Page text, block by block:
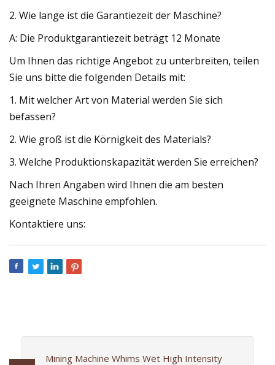
2. Wie lange ist die Garantiezeit der Maschine?
A: Die Produktgarantiezeit beträgt 12 Monate
Um Ihnen das richtige Angebot zu unterbreiten, teilen
Sie uns bitte die folgenden Details mit:
1. Mit welcher Art von Material werden Sie sich
befassen?
2. Wie groß ist die Körnigkeit des Materials?
3. Welche Produktionskapazität werden Sie erreichen?
Nach Ihren Angaben wird Ihnen die am besten
geeignete Maschine empfohlen.
Kontaktiere uns:
Mining Machine Whims Wet High Intensity